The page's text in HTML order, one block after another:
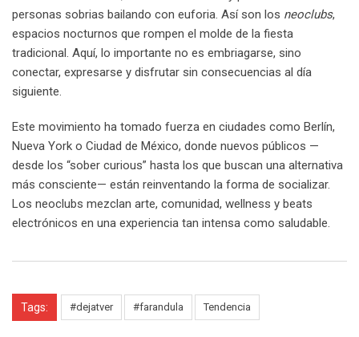
personas sobrias bailando con euforia. Así son los neoclubs,
espacios nocturnos que rompen el molde de la fiesta
tradicional. Aquí, lo importante no es embriagarse, sino
conectar, expresarse y disfrutar sin consecuencias al día
siguiente.
Este movimiento ha tomado fuerza en ciudades como Berlín,
Nueva York o Ciudad de México, donde nuevos públicos —
desde los “sober curious” hasta los que buscan una alternativa
más consciente— están reinventando la forma de socializar.
Los neoclubs mezclan arte, comunidad, wellness y beats
electrónicos en una experiencia tan intensa como saludable.
Tags: #dejatver #farandula Tendencia